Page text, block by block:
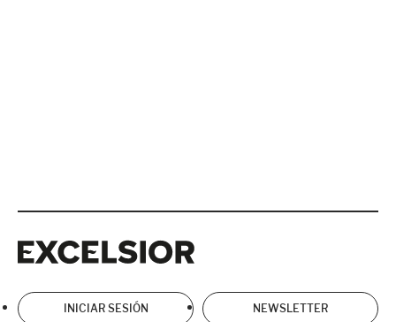
INICIAR SESIÓN NEWSLETTER